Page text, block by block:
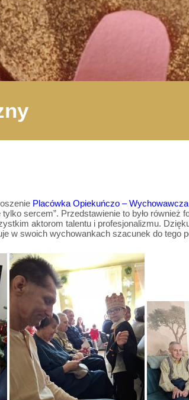
Placówka Opiekuńczo –
sercem”. Przedstawienie to było również
aktorom talentu i profesjonalizmu.
w swoich wychowankach szacunek do tego